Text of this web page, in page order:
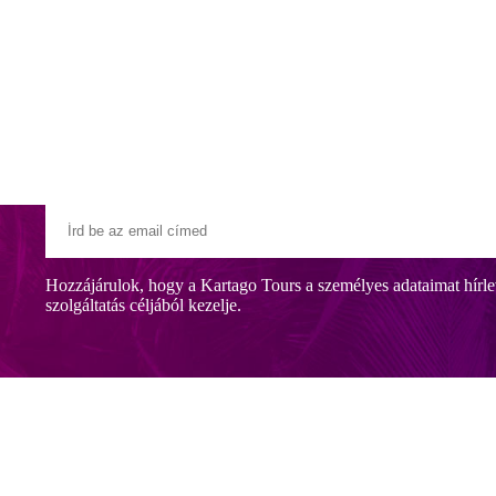
LIVE
szállodája, közvetlenül a tengerparton. Magas színvonalú
Hozzájárulok, hogy a Kartago Tours a személyes adataimat
szolgáltatás céljából kezelje.